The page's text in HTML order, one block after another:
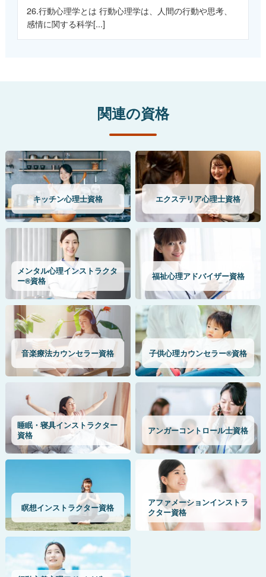
26.行動心理学とは 行動心理学は、人間の行動や思考、
感情に関する科学[...]
関連の資格
キッチン心理士資格 エクステリア心理士資格
メンタル心理インストラクタ
ー®資格
福祉心理アドバイザー資格
音楽療法カウンセラー資格 子供心理カウンセラー®資格
睡眠・寝具インストラクター
資格
アンガーコントロール士資格
瞑想インストラクター資格
アファメーションインストラ
クター資格